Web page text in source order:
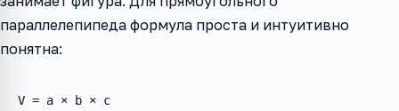
параллелепипеда формула проста и интуитивно
понятна:
V = a × b × c